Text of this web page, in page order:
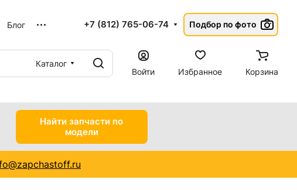
Блог +7 (812) 765-06-74 Подбор по фото
Каталог
Войти
Избранное Корзина
Найти запчасти по
модели